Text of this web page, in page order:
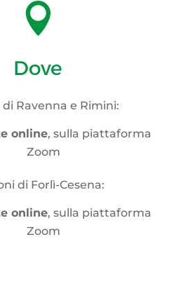

Dove
di Ravenna e Rimini:
online, sulla piattaforma
Zoom
di Forlì-Cesena:
online, sulla piattaforma
Zoom